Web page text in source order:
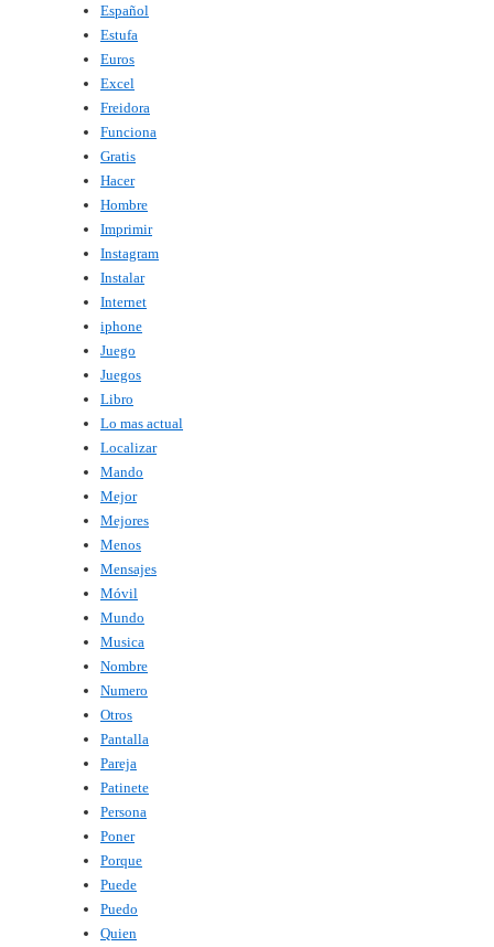
Español
Estufa
Euros
Excel
Freidora
Funciona
Gratis
Hacer
Hombre
Imprimir
Instagram
Instalar
Internet
iphone
Juego
Juegos
Libro
Lo mas actual
Localizar
Mando
Mejor
Mejores
Menos
Mensajes
Móvil
Mundo
Musica
Nombre
Numero
Otros
Pantalla
Pareja
Patinete
Persona
Poner
Porque
Puede
Puedo
Quien